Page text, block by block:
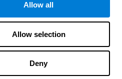
Allow all
Allow selection
Deny
فهم القراءة
الأطفال الموهوبون
معارك الدماغ